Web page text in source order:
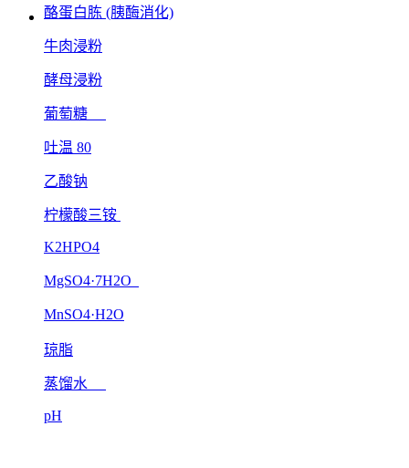
酪蛋白胨 (胰酶消化)
牛肉浸粉
酵母浸粉
葡萄糖
吐温 80
乙酸钠
柠檬酸三铵
K2HPO4
MgSO4·7H2O
MnSO4·H2O
琼脂
蒸馏水
pH